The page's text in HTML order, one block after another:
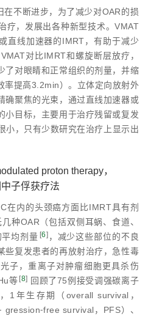
在不断进步，为了减少对OAR的损
疗，发展出各种新型技术。VMAT
直线加速器的IMRT，有助于减少
对比IMRT和螺旋断层放疗，
了对眼睛和正常组织的剂量，并缩
率提高3.2min）。立体定向放射外
确聚焦的光束，通过直线加速器或
小目标，主要用于治疗残留或复发
小，只有少数研究在治疗上显示出
proton therapy，
子俘获疗法
在内的头颈癌方面比IMRT具有剂
种OAR（包括双侧耳蜗、食道、
均剂量 [6] ，减少这些部位的不良
些复发患者的再放射治疗，急性毒
子，重离子对肿瘤细胞更具杀伤
等 [8] 回顾了75例接受调强碳离子
1年生存期（overall survival，
survival，PFS）、